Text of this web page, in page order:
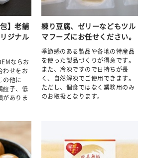
】老舗
ジナル
ならお
わせをお
の他に
餃子、低
がありま
練り豆腐、ゼリーなどもツル
マフーズにお任せください。
季節感のある製品や各地の特産品
を使った製品づくりが得意です。
また、冷凍ですので日持ちが長
く、自然解凍でご使用できます。
ただし、個食ではなく業務用のみ
のお取扱となります。